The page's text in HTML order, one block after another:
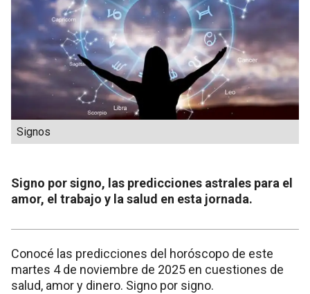
Signos
Signo por signo, las predicciones astrales para el
amor, el trabajo y la salud en esta jornada.
Conocé las predicciones del horóscopo de este
martes 4 de noviembre de 2025 en cuestiones de
salud, amor y dinero. Signo por signo.